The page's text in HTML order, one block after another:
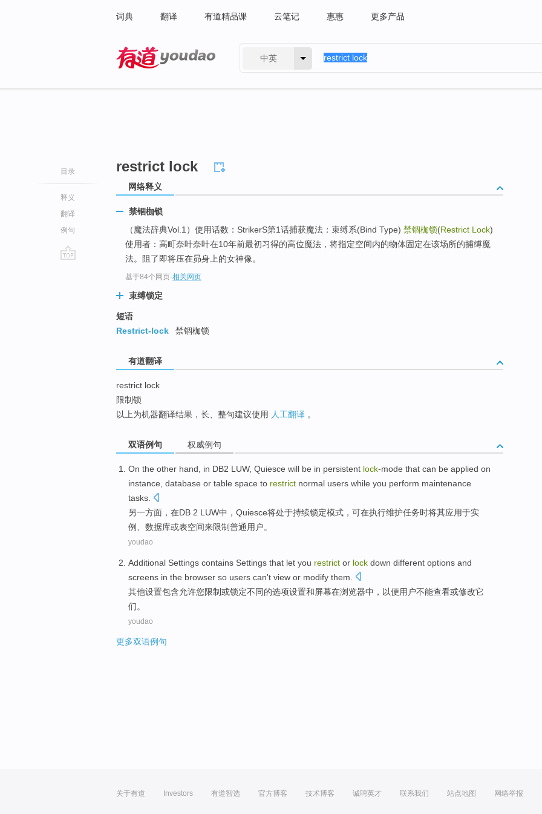
词典 翻译 有道精品课 云笔记 惠惠 更多产品
中英
目录
释义
翻译
例句
restrict lock
网络释义
禁锢枷锁
（魔法辞典Vol.1）使用话数：StrikerS第1话捕获魔法：束缚系(Bind Type) 禁锢枷锁(Restrict Lock)
使用者：高町奈叶奈叶在10年前最初习得的高位魔法，将指定空间内的物体固定在该场所的捕缚魔
法。阻了即将压在昴身上的女神像。
基于84个网页-相关网页
束缚锁定
短语
Restrict-lock
禁锢枷锁
有道翻译
restrict lock
限制锁
以上为机器翻译结果，长、整句建议使用 人工翻译 。
双语例句 权威例句
On the other hand, in DB2 LUW, Quiesce will be in persistent lock-mode that can be applied on
instance database or table space to restrict normal users while you perform maintenance
tasks
另一方面， 在DB 2 LUW中 ， Quiesce将处于持续锁定模式，可在执行维护任务时将其应用于实
例
数据库或表空间来限制普通 用户。
youdao
Additional Settings contains Settings that let you restrict or lock down different options and
screens in the browser so users can't view or modify them
其他设置包含允许您限制或锁定不同的选项设置和屏幕在浏览器中， 以便用户不能查看或修改它
们。
youdao
更多双语例句
关于有道 Investors 有道智选 官方博客 技术博客 诚聘英才 联系我们 站点地图 网络举报